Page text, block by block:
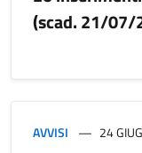
(scad. 21/07/
AVVISI 24